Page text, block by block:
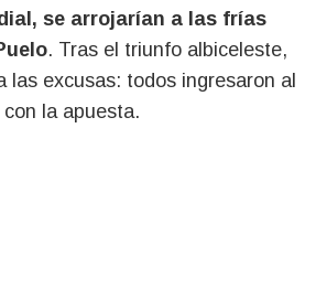
se arrojarían a las frías
. Tras el triunfo albiceleste,
las excusas: todos ingresaron al
la apuesta.